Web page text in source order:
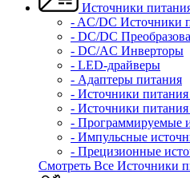
Источники
- AC/DC Источники
- DC/DC
- DC/AC Инверторы
- LED-драйверы
- Адаптеры питания
- Источники питания
- Источники питания
- Программируемые
- Импульсные
- Прецизионные
Смотреть Все Источники